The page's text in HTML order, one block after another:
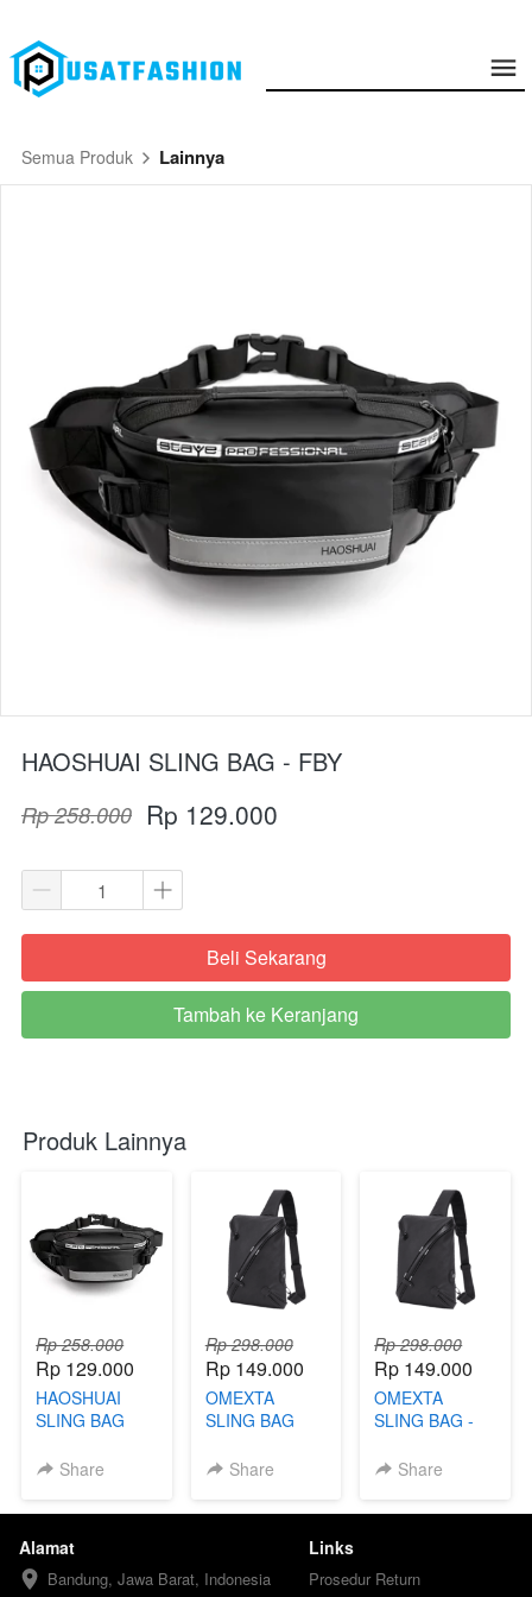
Semua Produk Lainnya
HAOSHUAI SLING BAG - FBY
Rp 258.000 Rp 129.000
`Beli Sekarang
`
Tambah ke Keranjang
Produk Lainnya
Rp 258.000
Rp 129.000
HAOSHUAI
SLING BAG
Share
Rp 298.000
Rp 149.000
OMEXTA
SLING BAG
Share
Rp 298.000
Rp 149.000
OMEXTA
SLING BAG -
Share
Alamat
Bandung, Jawa Barat, Indonesia
Links
Prosedur Return